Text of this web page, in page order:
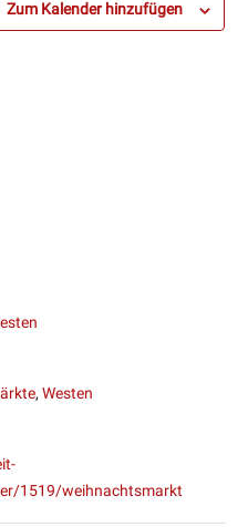
Zum Kalender hinzufügen
, Westen
1519/weihnachtsmarkt